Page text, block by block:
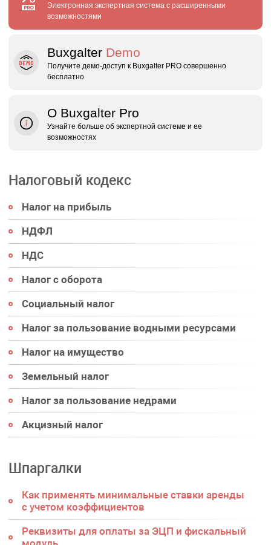
Электронная экспертная система с расширенными
возможностями
Buxgalter Demo
Получите демо‑доступ к Buxgalter PRO совершенно
бесплатно
О Buxgalter Pro
Узнайте больше об экспертной системе и ее
возможностях
Налоговый кодекс
Налог на прибыль
НДФЛ
НДС
Налог с оборота
Социальный налог
Налог за пользование водными ресурсами
Налог на имущество
Земельный налог
Налог за пользование недрами
Акцизный налог
Шпаргалки
Как применять минимальные ставки аренды
с учетом коэффициентов
Реквизиты для оплаты за ЭЦП и фискальный